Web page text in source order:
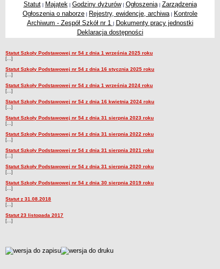
Zespoły Szkół
Techniczne Zakłady Naukowe
ARCHIWUM SZKÓŁ I PLACÓWEK
Wielofunkcyjna Placówka
SPECJALNE OŚRODKI SZKOLNO-WYCHOWAWCZE
BURSA MIEJSKA
Godziny dyżurów
Ogłoszenie
Sprawozdania
Statut| Majątek | Godziny dyżurów| Ogłoszenia| Zarządzenia
Ogłoszenia o naborze | Rejestry, ewidencje, archiwa | Kontrole
Archiwum - Zespół Szkół nr 1 | Dokumenty pracy jednostki
Deklaracja dostępności
Statut
Statut Szkoły Podstawowej nr 54 z dnia 1 września 2025 roku
[...]
Statut Szkoły Podstawowej nr 54 z dnia 16 stycznia 2025 roku
[...]
Statut Szkoły Podstawowej nr 54 z dnia 1 września 2024 roku
[...]
Statut Szkoły Podstawowej nr 54 z dnia 16 kwietnia 2024 roku
[...]
Statut Szkoły Podstawowej nr 54 z dnia 31 sierpnia 2023 roku
[...]
Statut Szkoły Podstawowej nr 54 z dnia 31 sierpnia 2022 roku
[...]
Statut Szkoły Podstawowej nr 54 z dnia 31 sierpnia 2021 roku
[...]
Statut Szkoły Podstawowej nr 54 z dnia 31 sierpnia 2020 roku
[...]
Statut Szkoły Podstawowej nr 54 z dnia 30 sierpnia 2019 roku
[...]
Statut z 31.08.2018
[...]
Statut 23 listopada 2017
[...]
metryczka